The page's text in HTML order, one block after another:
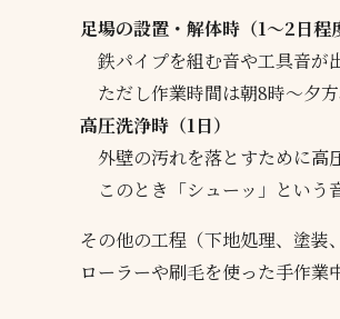
足場の設置・解体時（1〜2日程
鉄パイプを組む音や工具音が
ただし作業時間は朝8時〜夕
高圧洗浄時（1日）
外壁の汚れを落とすために高
このとき「シューッ」という
その他の工程（下地処理、塗装
ローラーや刷毛を使った手作業